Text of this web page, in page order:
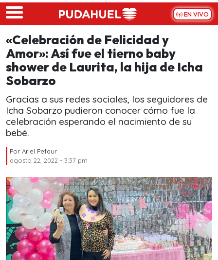
Skip to main content
EN VIVO
«Celebración de Felicidad y
Amor»: Así fue el tierno baby
shower de Laurita, la hija de Icha
Sobarzo
Gracias a sus redes sociales, los seguidores de
Icha Sobarzo pudieron conocer cómo fue la
celebración esperando el nacimiento de su
bebé.
Por Ariel Pefaur
agosto 22, 2022 - 3:37 pm